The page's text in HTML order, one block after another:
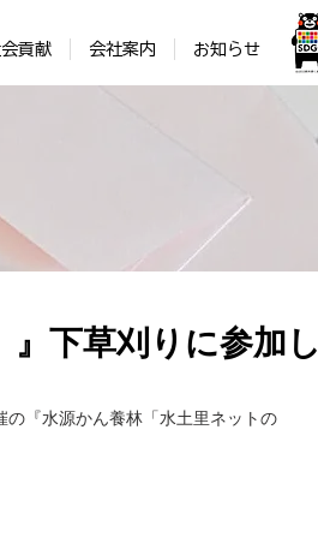
貢献 会社案内 お知らせ
』下草刈りに参加し
『水源かん養林「水土里ネットの